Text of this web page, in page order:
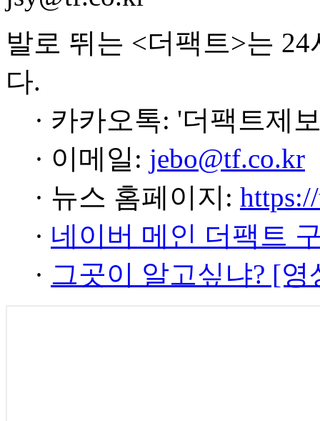
발로 뛰는 <더팩트>는
다.
· 카카오톡: '더팩트제
· 이메일: jebo@tf.co.kr
· 뉴스 홈페이지:
· 네이버 메인 더팩트
· 그곳이 알고싶냐? [